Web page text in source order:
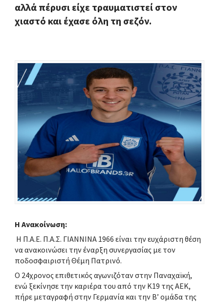
αλλά πέρυσι είχε τραυματιστεί στον
χιαστό και έχασε όλη τη σεζόν.
H Aνακοίνωση:
Η Π.Α.Ε. Π.Α.Σ. ΓΙΑΝΝΙΝΑ 1966 είναι την ευχάριστη θέση
να ανακοινώσει την έναρξη συνεργασίας με τον
ποδοσφαιριστή Θέμη Πατρινό.
Ο 24χρονος επιθετικός αγωνιζόταν στην Παναχαϊκή,
ενώ ξεκίνησε την καριέρα του από την Κ19 της ΑΕΚ,
πήρε μεταγραφή στην Γερμανία και την Β’ ομάδα της